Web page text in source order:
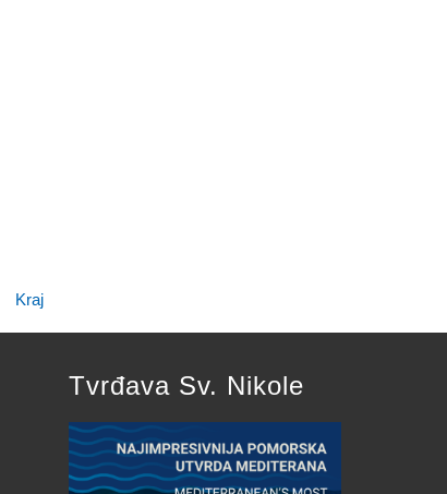
Kraj
Tvrđava Sv. Nikole